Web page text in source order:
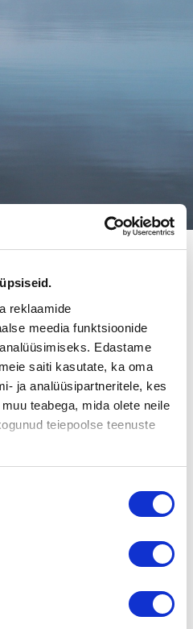
reklaamide
meedia funktsioonide
Edastame
saiti kasutate, ka oma
ja analüüsipartneritele, kes
teabega, mida olete neile
teiepoolse teenuste
-TAPAHTUMA
– 20.00
myyntiä tai ostoa
asiantuntijoita ja
Tilaisuuden lopussa on
Pikes, Finnvera sekä Pielisen